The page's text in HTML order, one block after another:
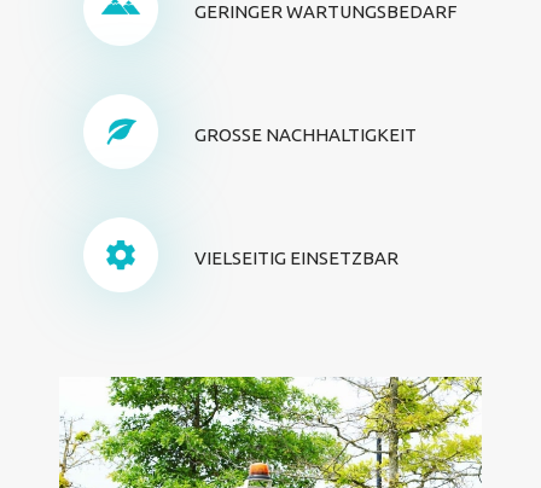
GERINGER WARTUNGSBEDARF
GROSSE NACHHALTIGKEIT
VIELSEITIG EINSETZBAR